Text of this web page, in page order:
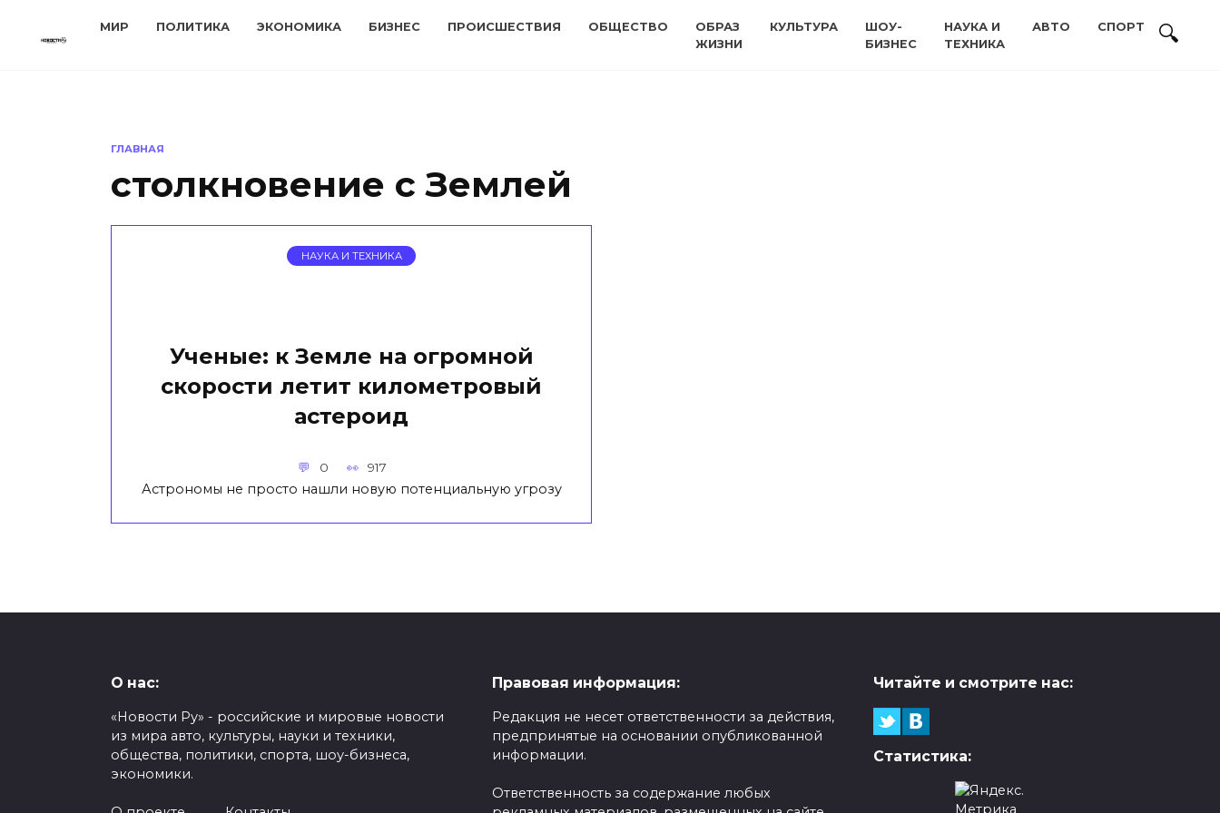
МИР ПОЛИТИКА ЭКОНОМИКА БИЗНЕС ПРОИСШЕСТВИЯ ОБЩЕСТВО
ОБРАЗ
ЖИЗНИ
КУЛЬТУРА
ШОУ-
БИЗНЕС
НАУКА И
ТЕХНИКА
АВТО СПОРТ
ГЛАВНАЯ
столкновение с Землей
НАУКА И ТЕХНИКА
Ученые: к Земле на огромной
скорости летит километровый
астероид
0 917
Астрономы не просто нашли новую потенциальную угрозу
О нас:
«Новости Ру» - российские и мировые новости
из мира авто, культуры, науки и техники,
общества, политики, спорта, шоу-бизнеса,
экономики.
Правовая информация:
Редакция не несет ответственности за действия,
предпринятые на основании опубликованной
информации.
Ответственность за содержание любых
Читайте и смотрите нас:
Статистика: